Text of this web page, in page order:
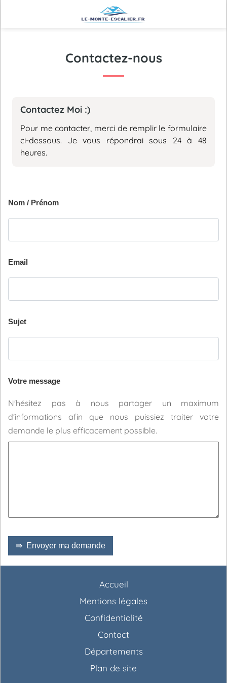
Contactez-nous
Contactez Moi :)
Pour me contacter, merci de remplir le formulaire
ci-dessous. Je vous répondrai sous 24 à 48
heures.
Nom / Prénom
Email
Sujet
Votre message
N'hésitez pas à nous partager un maximum
d'informations afin que nous puissiez traiter votre
demande le plus efficacement possible.
⇛ Envoyer ma demande
Accueil
Mentions légales
Confidentialité
Contact
Départements
Plan de site